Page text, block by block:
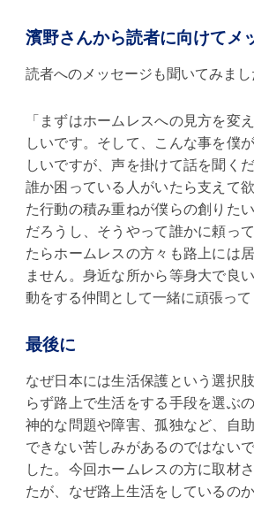
濱野さんから読者に向けてメ
読者へのメッセージも聞いてみまし
「まずはホームレスへの見方を変
しいです。そして、こんな事を僕
しいですが、声を掛けて話を聞く
誰か困っている人がいたら支えて
た行動の積み重ねが僕らの創りた
だろうし、そうやって誰かに頼っ
たらホームレスの方々も路上には
ません。身近な所から等身大で良
動をする仲間として一緒に頑張って
最後に
なぜ日本には生活保護という選択
らず路上で生活をする手段を選ぶ
神的な問題や障害、孤独など、自
できない苦しみがあるのではない
した。今回ホームレスの方に取材
たが、なぜ路上生活をしているの